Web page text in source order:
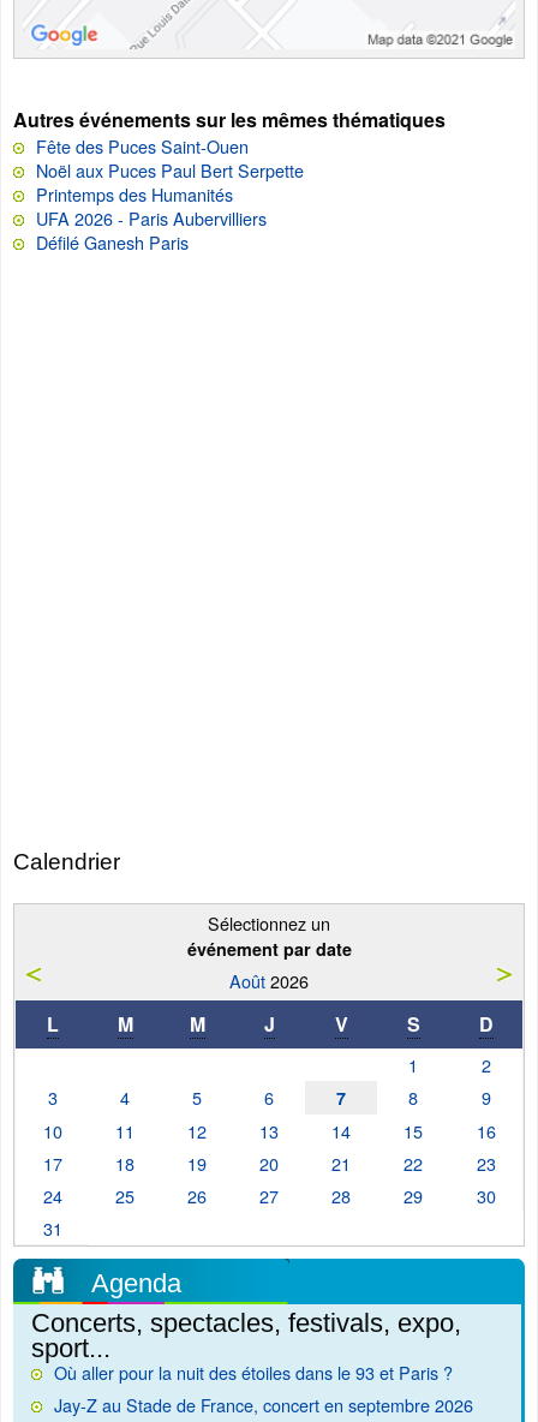
Autres événements sur les mêmes thématiques
Fête des Puces Saint-Ouen
Noël aux Puces Paul Bert Serpette
Printemps des Humanités
UFA 2026 - Paris Aubervilliers
Défilé Ganesh Paris
Calendrier
Sélectionnez un
événement par date
Août2026
L M M J V S D
1
2
3
4 5 6 7 8
9
10
11 12 13 14 15
16
17
18 19 20 21 22
23
24
25 26 27 28 29
30
31
Agenda
Concerts, spectacles, festivals, expo,
sport...
Où aller pour la nuit des étoiles dans le 93 et Paris ?
Jay-Z au Stade de France, concert en septembre 2026